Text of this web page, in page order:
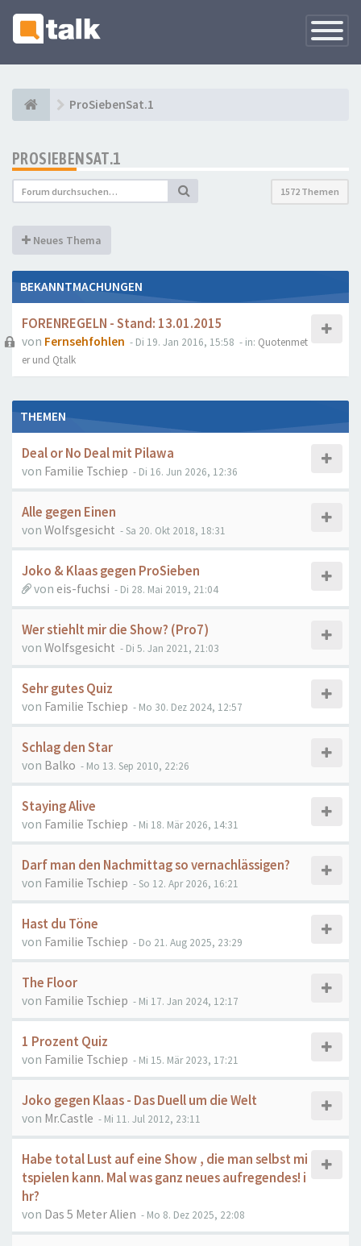
ProSiebenSat.1
PROSIEBENSAT.1
1572 Themen
Neues Thema
BEKANNTMACHUNGEN
FORENREGELN - Stand: 13.01.2015
von Fernsehfohlen - Di 19. Jan 2016, 15:58 - in: Quotenmet
er und Qtalk
THEMEN
Deal or No Deal mit Pilawa
von Familie Tschiep - Di 16. Jun 2026, 12:36
Alle gegen Einen
von Wolfsgesicht - Sa 20. Okt 2018, 18:31
Joko & Klaas gegen ProSieben
von eis-fuchsi - Di 28. Mai 2019, 21:04
Wer stiehlt mir die Show? (Pro7)
von Wolfsgesicht - Di 5. Jan 2021, 21:03
Sehr gutes Quiz
von Familie Tschiep - Mo 30. Dez 2024, 12:57
Schlag den Star
von Balko - Mo 13. Sep 2010, 22:26
Staying Alive
von Familie Tschiep - Mi 18. Mär 2026, 14:31
Darf man den Nachmittag so vernachlässigen?
von Familie Tschiep - So 12. Apr 2026, 16:21
Hast du Töne
von Familie Tschiep - Do 21. Aug 2025, 23:29
The Floor
von Familie Tschiep - Mi 17. Jan 2024, 12:17
1 Prozent Quiz
von Familie Tschiep - Mi 15. Mär 2023, 17:21
Joko gegen Klaas - Das Duell um die Welt
von Mr.Castle - Mi 11. Jul 2012, 23:11
Habe total Lust auf eine Show , die man selbst mi
tspielen kann. Mal was ganz neues aufregendes! i
hr?
von Das 5 Meter Alien - Mo 8. Dez 2025, 22:08